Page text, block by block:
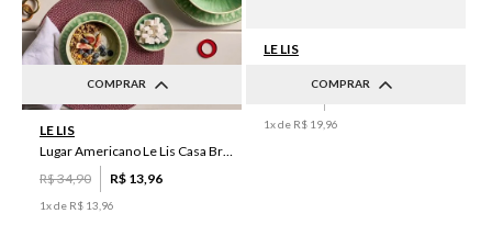
COMPRAR
LE LIS
Lugar Americano Le Lis Casa Brenda
R$34,90 R$ 13 96
1x de R$ 13 96
COMPRAR
LE LIS
1x de R$ 19 96